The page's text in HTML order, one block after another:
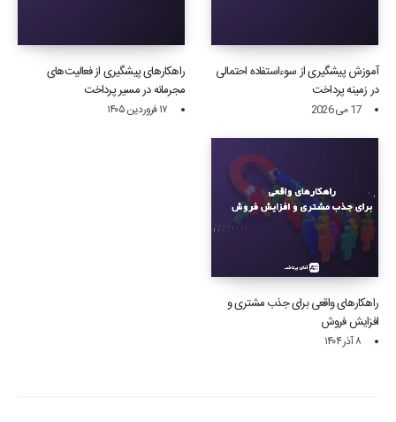
آموزش پیشگیری از سوءاستفاده احتمالی
در زمینه پرداخت‌
17 می 2026
راهکارهای پیشگیری از فعالیت‌های
مجرمانه در مسیر پرداخت
۱۷ فروردین ۱۴۰۵
راهکارهای واقعی برای جذب مشتری و
افزایش فروش
۸ آذر ۱۴۰۴